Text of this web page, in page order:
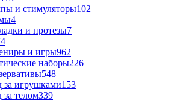
и стимуляторы102
4
и протезы7
и игры962
наборы226
548
за игрушками153
за телом339